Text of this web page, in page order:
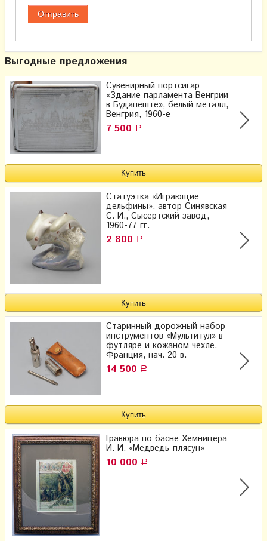
Выгодные предложения
Сувенирный портсигар
«Здание парламента Венгрии
в Будапеште», белый металл,
Венгрия, 1960-е
7 500 Р
Статуэтка «Играющие
дельфины», ​автор Синявская
С. И., Сысертский завод,
1960-77 гг.
2 800 Р
Старинный дорожный набор
инструментов «Мультитул» в
футляре и кожаном чехле,
Франция, нач. 20 в.
14 500 Р
Гравюра по басне Хемницера
И. И. «Медведь-плясун»
10 000 Р